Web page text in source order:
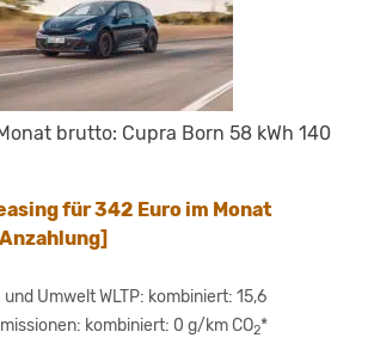
brutto: Cupra Born 58 kWh 140
für 342 Euro im Monat
Umwelt WLTP: kombiniert: 15,6
kombiniert: 0 g/km CO2*